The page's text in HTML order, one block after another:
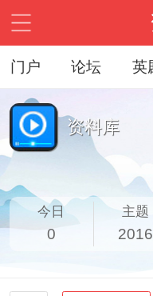
门户 论坛 英
资料库
今日
0
主题
2016